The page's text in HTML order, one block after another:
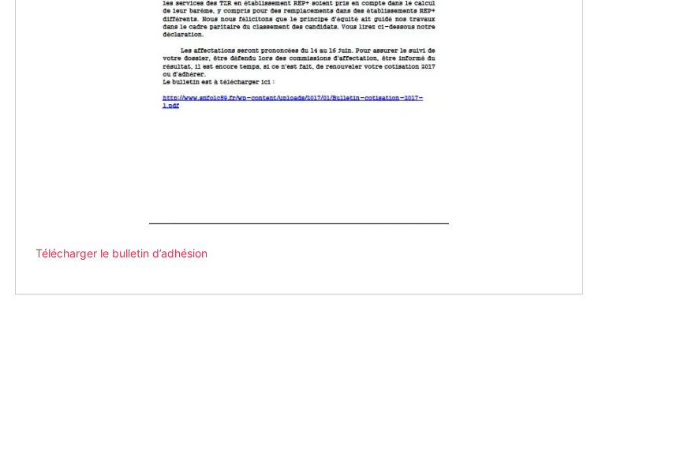
Télécharger le bulletin d’adhésion